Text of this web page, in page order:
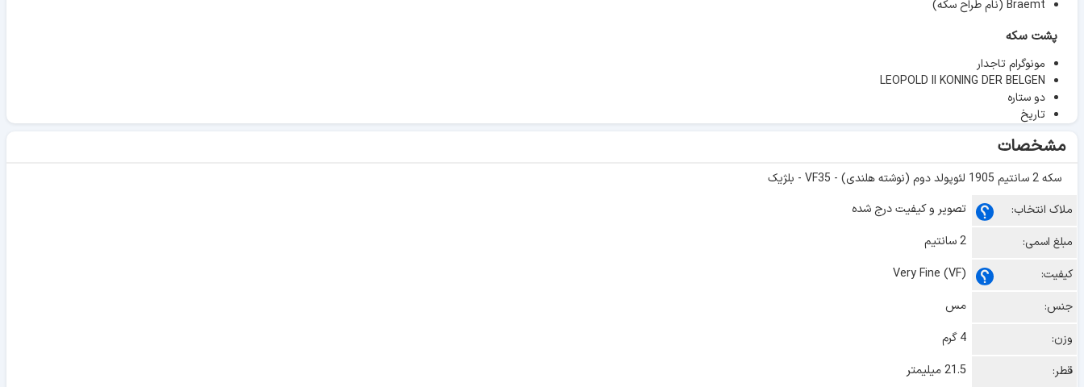
Braemt (نام طراح سکه)
پشت سکه
مونوگرام تاجدار
LEOPOLD II KONING DER BELGEN
دو ستاره
تاریخ
مشخصات
سکه 2 سانتیم 1905 لئوپولد دوم (نوشته هلندی) - VF35 - بلژیک
ملاک انتخاب:
تصویر و کیفیت درج شده
مبلغ اسمی:
2 سانتیم
کیفیت:
Very Fine (VF)
جنس:
مس
وزن:
4 گرم
قطر:
21.5 میلیمتر